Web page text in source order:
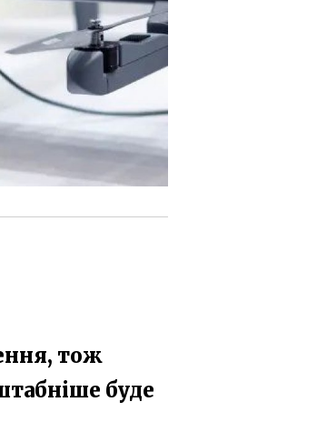
тож
буде